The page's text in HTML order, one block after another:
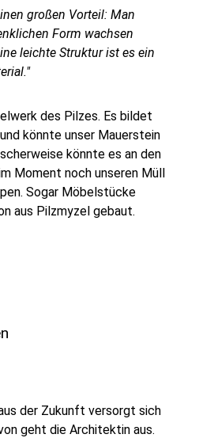
großen Vorteil: Man
Form wachsen
leichte Struktur ist es ein
des Pilzes. Es bildet
könnte unser Mauerstein
könnte es an den
Moment noch unseren Müll
Sogar Möbelstücke
aus Pilzmyzel gebaut.
der Zukunft versorgt sich
geht die Architektin aus.